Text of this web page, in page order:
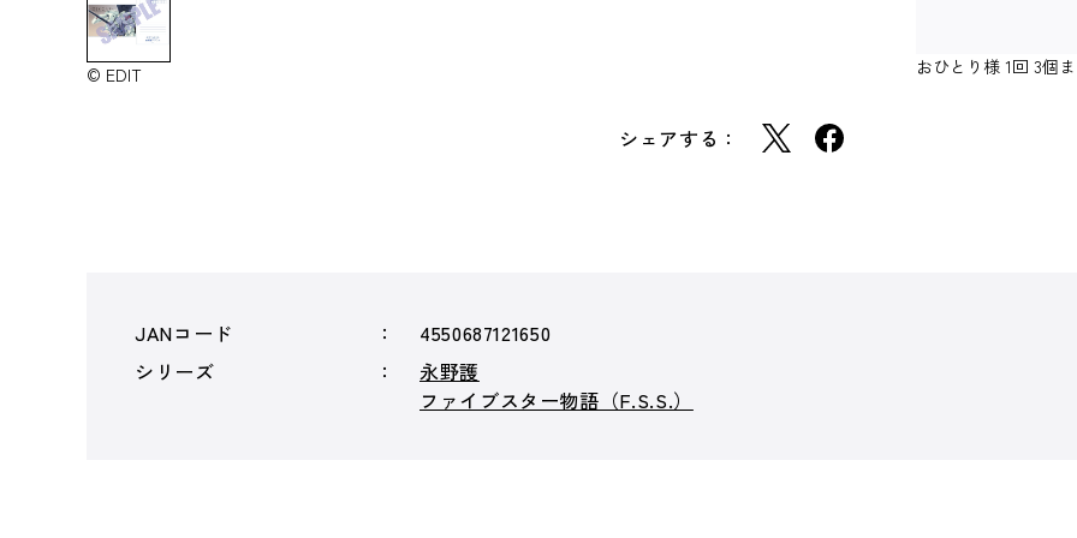
© EDIT
シェアする：
おひとり様 1回 3個
JANコード
4550687121650
シリーズ
永野護
ファイブスター物語（F.S.S.）